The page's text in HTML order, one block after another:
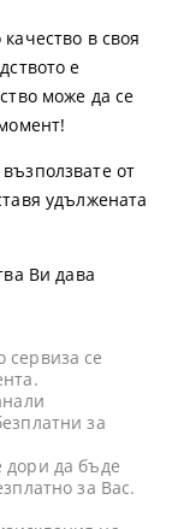
в своя
е
може да се
от
удължената
Ви дава
се
за
дори да бъде
за Вас.